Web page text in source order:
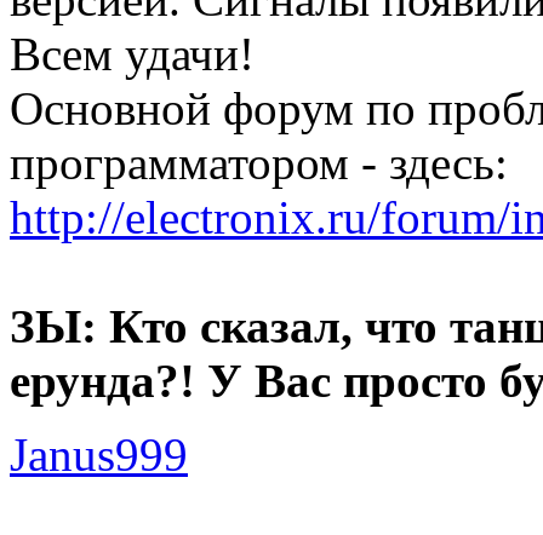
Всем удачи!
Основной форум по
программатором - здесь:
http://electronix.ru/forum/
ЗЫ: Кто сказал, что
ерунда?! У Вас просто
Janus999